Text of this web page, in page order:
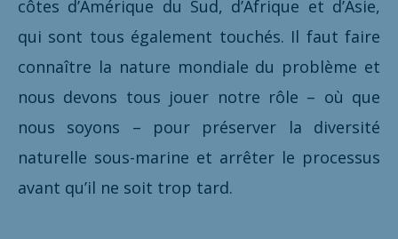
côtes d’Amérique du Sud, d’Afrique et d’Asie,
qui sont tous également touchés. Il faut faire
connaître la nature mondiale du problème et
nous devons tous jouer notre rôle – où que
nous soyons – pour préserver la diversité
naturelle sous-marine et arrêter le processus
avant qu’il ne soit trop tard.